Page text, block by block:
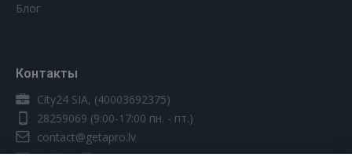
Блог
Контакты
City24 SIA, (40003692375)
28259069 (9:00-17:00 пн. - пт.)
contact@getapro.lv